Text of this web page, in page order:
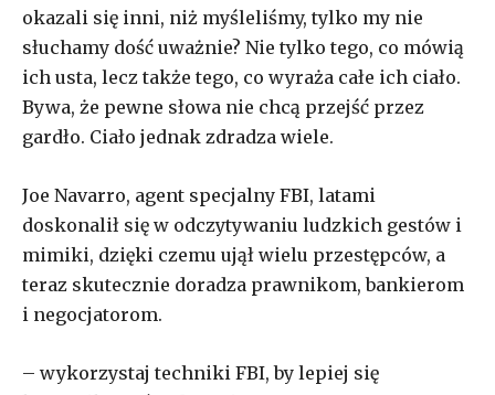
okazali się inni, niż myśleliśmy, tylko my nie
słuchamy dość uważnie? Nie tylko tego, co mówią
ich usta, lecz także tego, co wyraża całe ich ciało.
Bywa, że pewne słowa nie chcą przejść przez
gardło. Ciało jednak zdradza wiele.
Joe Navarro, agent specjalny FBI, latami
doskonalił się w odczytywaniu ludzkich gestów i
mimiki, dzięki czemu ujął wielu przestępców, a
teraz skutecznie doradza prawnikom, bankierom
i negocjatorom.
– wykorzystaj techniki FBI, by lepiej się